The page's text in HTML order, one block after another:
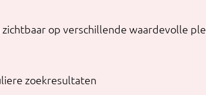
op verschillende waardevolle
zoekresultaten